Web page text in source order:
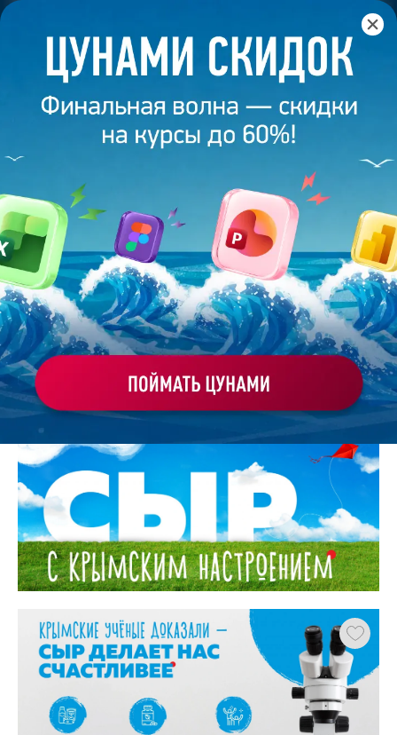
Главная /Банк слайдов / Презентация 50 – Разработана
студией Bonnie&Slide для Крымская коровка
ПРЕЗЕНТАЦИЯ 50 - РАЗРАБОТАНА
СТУДИЕЙ BONNIE&SLIDE ДЛЯ
КРЫМСКАЯ КОРОВКА
Моё избранное
Работа
эксперта
ХОЧУ ЗАКАЗАТЬ ТАКУЮ ПРЕЗЕНТАЦИЮ